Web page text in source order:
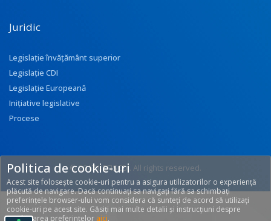
Juridic
Legislație învățământ superior
Legislație CDI
Legislație Europeană
Inițiative legislative
Procese
© 2017 UEFISCDI. All rights reserved.
[T: 0.2655, O: 92]
Politica de cookie-uri
Acest site folosește cookie-uri pentru a asigura utilizatorilor o experiență
plăcută de navigare. Dacă continuați sa navigați fără sa schimbați
preferințele browser-ului vom considera că sunteți de acord să utilizați
cookie-uri pe acest site. Găsiți mai multe detalii și instrucțiuni despre
modificarea preferințelor aici.